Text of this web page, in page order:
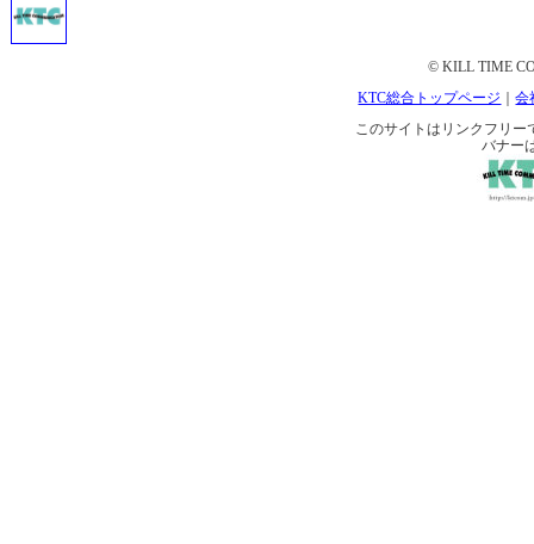
© KILL TIME
KTC総合トップページ
｜会
このサイトはリンクフリー
バナー